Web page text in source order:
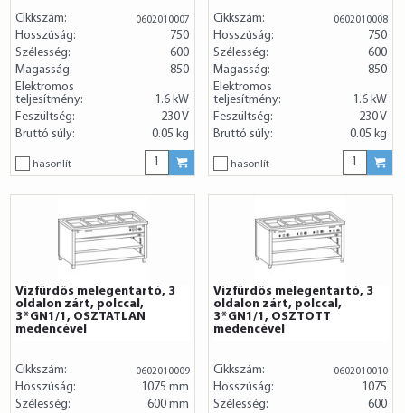
Cikkszám: 0602010007
Hosszúság:
750
Szélesség:
600
Magasság:
850
Elektromos
teljesítmény:
1.6 kW
Feszültség:
230 V
Bruttó súly:
0.05 kg
hasonlít
Cikkszám: 0602010008
Hosszúság:
750
Szélesség:
600
Magasság:
850
Elektromos
teljesítmény:
1.6 kW
Feszültség:
230 V
Bruttó súly:
0.05 kg
hasonlít
Vízfűrdős melegentartó, 3
oldalon zárt, polccal,
3*GN1/1, OSZTATLAN
medencével
Cikkszám: 0602010009
Hosszúság:
1075 mm
Szélesség:
600 mm
Vízfűrdős melegentartó, 3
oldalon zárt, polccal,
3*GN1/1, OSZTOTT
medencével
Cikkszám: 0602010010
Hosszúság:
1075
Szélesség:
600